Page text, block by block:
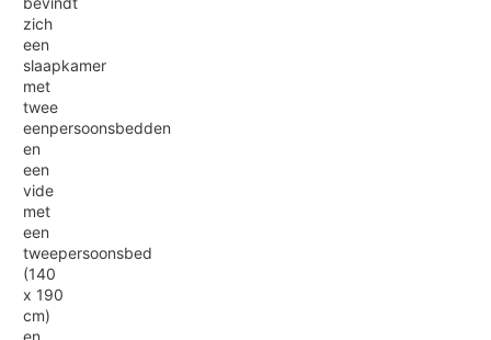
zich
een
slaapkamer
met
twee
eenpersoonsbedden
en
een
vide
met
een
tweepersoonsbed
(140
x 190
cm)